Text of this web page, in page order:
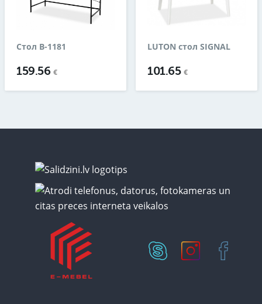
Стол B-1181
159.56€
LUTON стол SIGNAL
101.65€